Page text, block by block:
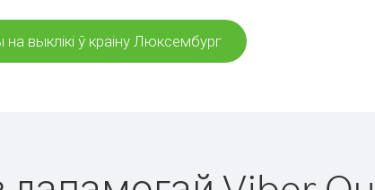
выклікі ў краіну Люксембург